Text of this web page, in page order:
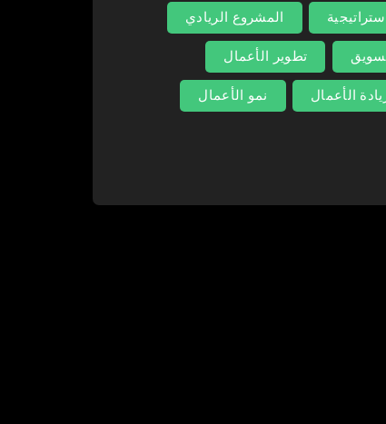
استراتيجية المشروع الريادي
تطوير الأعمال
الأعمال نمو الأعمال